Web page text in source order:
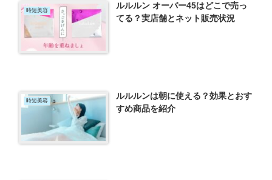
時短美容
ルルルン オーバー45はどこで売っ
てる？実店舗とネット販売状況
時短美容
ルルルンは朝に使える？効果とおす
すめ商品を紹介